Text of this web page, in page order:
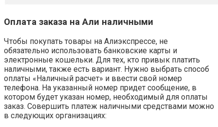
Оплата заказа на Али наличными
Чтобы покупать товары на Алиэкспрессе, не
обязательно использовать банковские карты и
электронные кошельки. Для тех, кто привык платить
наличными, также есть вариант. Нужно выбрать способ
оплаты «Наличный расчет» и ввести свой номер
телефона. На указанный номер придет сообщение, в
котором будет указан номер, необходимый для оплаты
заказ. Совершить платеж наличными средствами можно
в следующих организациях: